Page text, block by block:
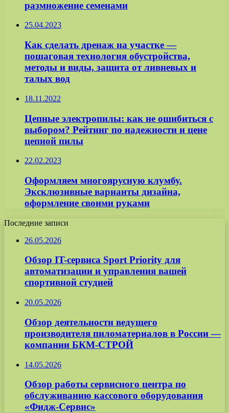
размножение семенами
25.04.2023
Как сделать дренаж на участке —
пошаговая технология обустройства,
методы и виды, защита от ливневых и
талых вод
18.11.2022
Цепные электропилы: как не ошибиться с
выбором? Рейтинг по надежности и цене
цепной пилы
22.02.2023
Оформляем многоярусную клумбу.
Эксклюзивные варианты дизайна,
оформление своими руками
Последние записи
26.05.2026
Обзор IT-сервиса Sport Priority для
автоматизации и управления вашей
спортивной студией
20.05.2026
Обзор деятельности ведущего
производителя пиломатериалов в России —
компании БКМ-СТРОЙ
14.05.2026
Обзор работы сервисного центра по
обслуживанию кассового оборудования
«Фидж-Сервис»